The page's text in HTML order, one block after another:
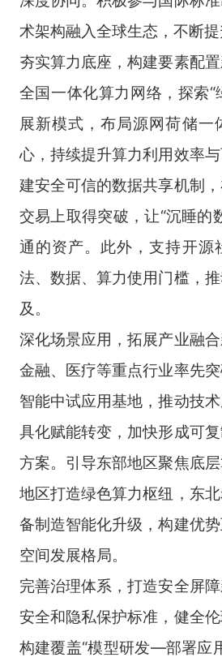
术架构融入全球生态，不断提
夯实算力底座，构建要素配
全国一体化算力网络，探索
展新模式，布局源网荷储一
心，持续提升算力利用效率
建安全可信的数据共享机制
交易上取得突破，让“沉睡的
通的资产。此外，支持开源
法、数据、算力使用门槛，
及。
深化场景应用，拓展产业融合
金融、医疗等重点行业率先
智能中试应用基地，推动技
具化赋能转变，加快形成可
方案。引导东部地区聚焦底
地区打造绿色算力枢纽，东
备制造智能化升级，构建优
空间发展格局。
完善治理体系，打造安全屏
安全和隐私保护标准，健全
构建覆盖“模型研发—部署应